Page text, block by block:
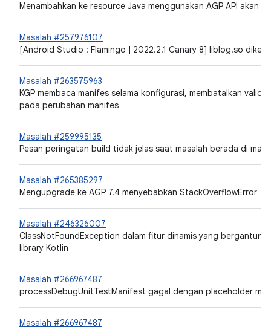
Menambahkan ke resource Java menggunakan AGP API akan
Masalah #257976107
[Android Studio : Flamingo | 2022.2.1 Canary 8] liblog.so
Masalah #263575963
KGP membaca manifes selama konfigurasi, membatalkan
pada perubahan manifes
Masalah #259995135
Pesan peringatan build tidak jelas saat masalah berada di
Masalah #265385297
Mengupgrade ke AGP 7.4 menyebabkan StackOverflowError
Masalah #246326007
ClassNotFoundException dalam fitur dinamis yang
library Kotlin
Masalah #266967487
processDebugUnitTestManifest gagal dengan placeholder
Masalah #266967487